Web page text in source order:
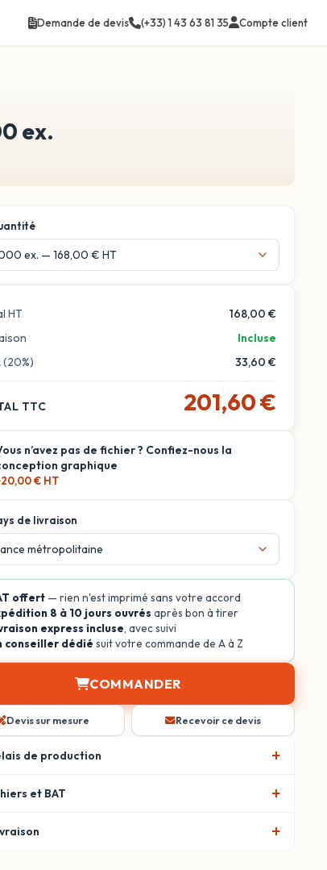
Demande de devis (+33) 1 43 63 81 35 Compte client
ex.
HT
168,00 €
Incluse
(20%)
33,60 €
TTC 201,60 €
n’avez pas de fichier ? Confiez-nous la
graphique
€ HT
de livraison
offert— rien n'est imprimé sans votre accord
8 à 10 jours ouvrés après bon à tirer
express incluse, avec suivi
conseiller dédié suit votre commande de A à Z
COMMANDER
Devis sur mesure Recevoir ce devis
de production
et BAT